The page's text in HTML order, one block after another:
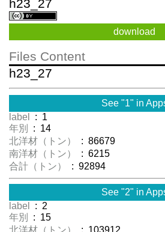
h23_27
download
Files Content
h23_27
See "1" in
label
: 1
年別
: 14
北洋材（トン）
: 86679
南洋材（トン）
: 6215
合計（トン）
: 92894
See "2" in
label
: 2
年別
: 15